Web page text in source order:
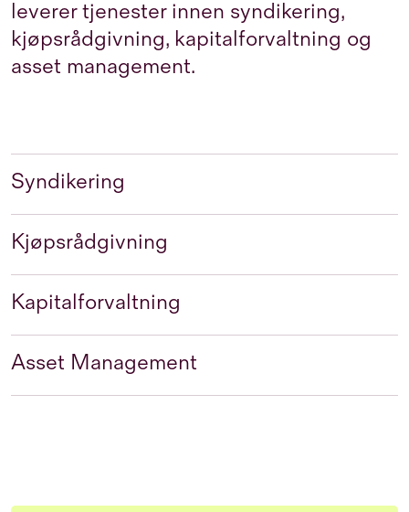
leverer tjenester innen syndikering,
kjøpsrådgivning, kapitalforvaltning og
asset management.
Syndikering
Kjøpsrådgivning
Kapitalforvaltning
Asset Management